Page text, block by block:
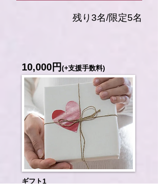
​残り3名/限定5名
10,000円(+支援手数料)
ギフト1